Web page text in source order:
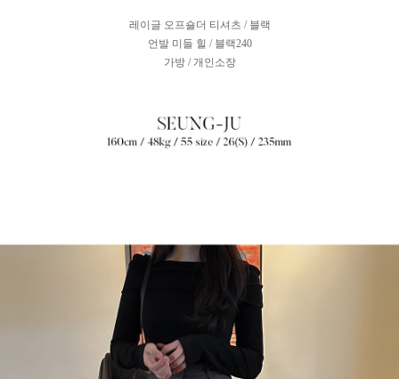
레이글 오프숄더 티셔츠 / 블랙
언발 미들 힐 / 블랙240
가방 / 개인소장